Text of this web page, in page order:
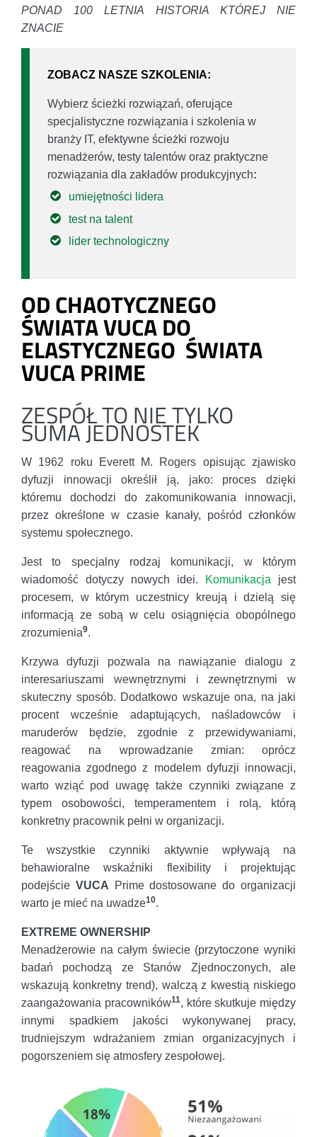
PONAD 100 LETNIA HISTORIA KTÓREJ NIE
ZNACIE
ZOBACZ NASZE SZKOLENIA:
Wybierz ścieżki rozwiązań, oferujące
specjalistyczne rozwiązania i szkolenia w
branży IT, efektywne ścieżki rozwoju
menadżerów, testy talentów oraz praktyczne
rozwiązania dla zakładów produkcyjnych:
umiejętności lidera
test na talent
lider technologiczny
OD CHAOTYCZNEGO
ŚWIATA VUCA DO
ELASTYCZNEGO ŚWIATA
VUCA PRIME
ZESPÓŁ TO NIE TYLKO
SUMA JEDNOSTEK
W 1962 roku Everett M. Rogers opisując zjawisko
dyfuzji innowacji określił ją, jako: proces dzięki
któremu dochodzi do zakomunikowania innowacji,
przez określone w czasie kanały, pośród członków
systemu społecznego.
Jest to specjalny rodzaj komunikacji, w którym
wiadomość dotyczy nowych idei.
Komunikacja jest
procesem, w którym uczestnicy kreują i dzielą się
informacją ze sobą w celu osiągnięcia obopólnego
zrozumienia9.
Krzywa dyfuzji pozwala na nawiązanie dialogu z
interesariuszami wewnętrznymi i zewnętrznymi w
skuteczny sposób. Dodatkowo wskazuje ona, na jaki
procent wcześnie adaptujących, naśladowców i
maruderów będzie, zgodnie z przewidywaniami,
reagować na wprowadzanie zmian: oprócz
reagowania zgodnego z modelem dyfuzji innowacji,
warto wziąć pod uwagę także czynniki związane z
typem osobowości, temperamentem i rolą, którą
konkretny pracownik pełni w organizacji.
Te wszystkie czynniki aktywnie wpływają na
behawioralne wskaźniki flexibility i projektując
podejście VUCA Prime dostosowane do organizacji
warto je mieć na uwadze10.
EXTREME OWNERSHIP
Menadżerowie na całym świecie (przytoczone wyniki
badań pochodzą ze Stanów Zjednoczonych, ale
wskazują konkretny trend), walczą z kwestią niskiego
zaangażowania pracowników11, które skutkuje między
innymi spadkiem jakości wykonywanej pracy,
trudniejszym wdrażaniem zmian organizacyjnych i
pogorszeniem się atmosfery zespołowej.